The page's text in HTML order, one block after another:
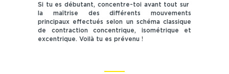
Si tu es débutant, concentre-toi avant tout sur
la maîtrise des différents mouvements
principaux effectués selon un schéma classique
de contraction concentrique, isométrique et
excentrique. Voilà tu es prévenu !